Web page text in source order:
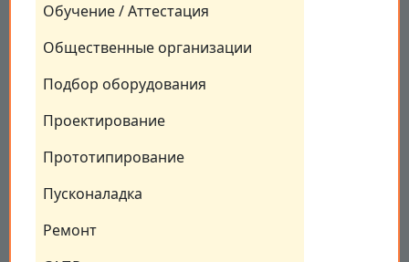
Обучение / Аттестация
Общественные организации
Подбор оборудования
Проектирование
Прототипирование
Пусконаладка
Ремонт